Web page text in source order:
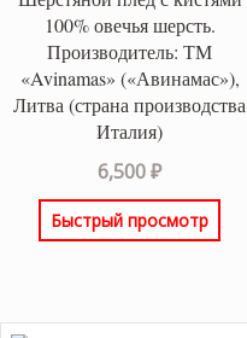
100% овечья шерсть.
Производитель: ТМ
«Avinamas» («Авинамас»),
Литва (страна производства
Италия)
6,500₽
Быстрый просмотр